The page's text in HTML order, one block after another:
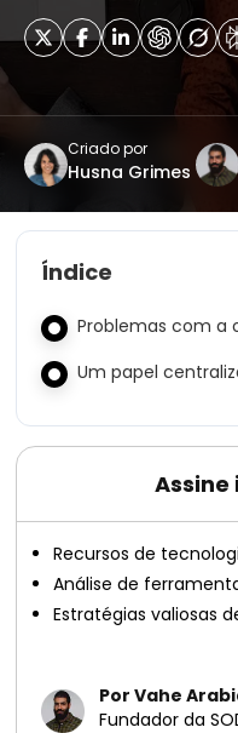
Criado por
Husna Grimes
Índice
Problemas com a
Um papel
Assine
Recursos de
Análise de
Estratégias valiosas
Por Vahe
Fundador da